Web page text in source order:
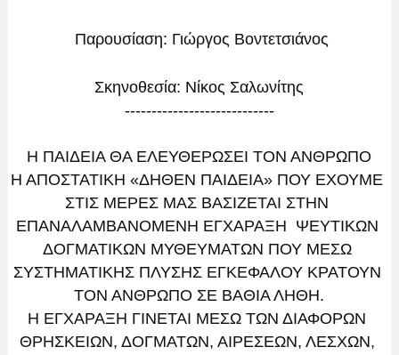
Παρουσίαση: Γιώργος Βοντετσιάνος
Σκηνοθεσία: Νίκος Σαλωνίτης
----------------------------
Η ΠΑΙΔΕΙΑ ΘΑ ΕΛΕΥΘΕΡΩΣΕΙ ΤΟΝ ΑΝΘΡΩΠΟ
Η ΑΠΟΣΤΑΤΙΚΗ «ΔΗΘΕΝ ΠΑΙΔΕΙΑ» ΠΟΥ ΕΧΟΥΜΕ
ΣΤΙΣ ΜΕΡΕΣ ΜΑΣ ΒΑΣΙΖΕΤΑΙ ΣΤΗΝ
ΕΠΑΝΑΛΑΜΒΑΝΟΜΕΝΗ ΕΓΧΑΡΑΞΗ  ΨΕΥΤΙΚΩΝ
ΔΟΓΜΑΤΙΚΩΝ ΜΥΘΕΥΜΑΤΩΝ ΠΟΥ ΜΕΣΩ
ΣΥΣΤΗΜΑΤΙΚΗΣ ΠΛΥΣΗΣ ΕΓΚΕΦΑΛΟΥ ΚΡΑΤΟΥΝ
ΤΟΝ ΑΝΘΡΩΠΟ ΣΕ ΒΑΘΙΑ ΛΗΘΗ.
Η ΕΓΧΑΡΑΞΗ ΓΙΝΕΤΑΙ ΜΕΣΩ ΤΩΝ ΔΙΑΦΟΡΩΝ
ΘΡΗΣΚΕΙΩΝ, ΔΟΓΜΑΤΩΝ, ΑΙΡΕΣΕΩΝ, ΛΕΣΧΩΝ,